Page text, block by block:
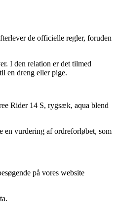
de officielle regler, foruden
I den relation er det tilmed
en dreng eller pige.
Rider 14 S, rygsæk, aqua blend
en vurdering af ordreforløbet, som
på vores website